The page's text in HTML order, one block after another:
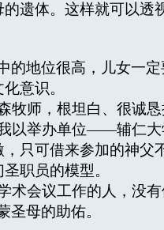
遗体。这样就可以
的地位很高，儿女一
意识。
师，根坦白、很诚恳
以举办单位——辅仁大
只可借来参加的神
职员的模型。
会议工作的人，没有
圣母的助佑。